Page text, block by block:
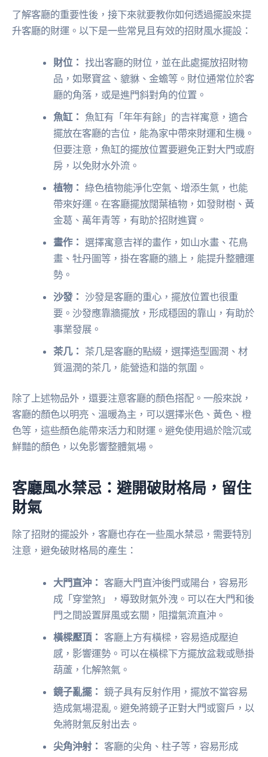
了解客廳的重要性後，接下來就要教你如何透過擺設來提
升客廳的財運。以下是一些常見且有效的招財風水擺設：
財位： 找出客廳的財位，並在此處擺放招財物
品，如聚寶盆、貔貅、金蟾等。財位通常位於客
廳的角落，或是進門斜對角的位置。
魚缸： 魚缸有「年年有餘」的吉祥寓意，適合
擺放在客廳的吉位，能為家中帶來財運和生機。
但要注意，魚缸的擺放位置要避免正對大門或廚
房，以免財水外流。
植物： 綠色植物能淨化空氣、增添生氣，也能
帶來好運。在客廳擺放闊葉植物，如發財樹、黃
金葛、萬年青等，有助於招財進寶。
畫作： 選擇寓意吉祥的畫作，如山水畫、花鳥
畫、牡丹圖等，掛在客廳的牆上，能提升整體運
勢。
沙發： 沙發是客廳的重心，擺放位置也很重
要。沙發應靠牆擺放，形成穩固的靠山，有助於
事業發展。
茶几： 茶几是客廳的點綴，選擇造型圓潤、材
質溫潤的茶几，能營造和諧的氛圍。
除了上述物品外，還要注意客廳的顏色搭配。一般來說，
客廳的顏色以明亮、溫暖為主，可以選擇米色、黃色、橙
色等，這些顏色能帶來活力和財運。避免使用過於陰沉或
鮮豔的顏色，以免影響整體氣場。
客廳風水禁忌：避開破財格局，留住
財氣
除了招財的擺設外，客廳也存在一些風水禁忌，需要特別
注意，避免破財格局的產生：
大門直沖： 客廳大門直沖後門或陽台，容易形
成「穿堂煞」，導致財氣外洩。可以在大門和後
門之間設置屏風或玄關，阻擋氣流直沖。
橫樑壓頂： 客廳上方有橫樑，容易造成壓迫
感，影響運勢。可以在橫樑下方擺放盆栽或懸掛
葫蘆，化解煞氣。
鏡子亂擺： 鏡子具有反射作用，擺放不當容易
造成氣場混亂。避免將鏡子正對大門或窗戶，以
免將財氣反射出去。
尖角沖射： 客廳的尖角、柱子等，容易形成